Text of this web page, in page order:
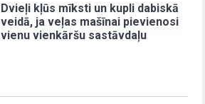
Dvieļi kļūs mīksti un kupli dabiskā
veidā, ja veļas mašīnai pievienosi
vienu vienkāršu sastāvdaļu